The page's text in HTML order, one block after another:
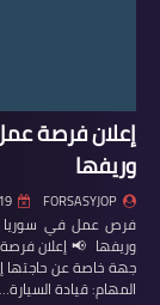
إعلان فرصة
وريفها
FORSASYJOP 19 أبريل 2026
فرص عمل في
وريفها 📢 إعلان
جهة خاصة عن حاجتها
المهام: قيادة السيارة…